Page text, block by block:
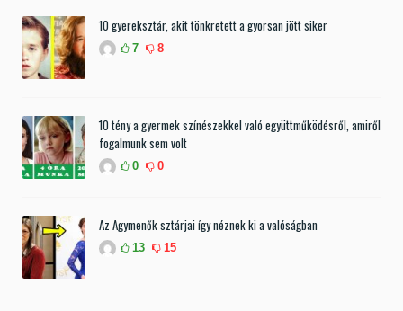
10 gyereksztár, akit tönkretett a gyorsan jött siker
7 8
10 tény a gyermek színészekkel való együttműködésről, amiről
fogalmunk sem volt
0 0
Az Agymenők sztárjai így néznek ki a valóságban
13 15